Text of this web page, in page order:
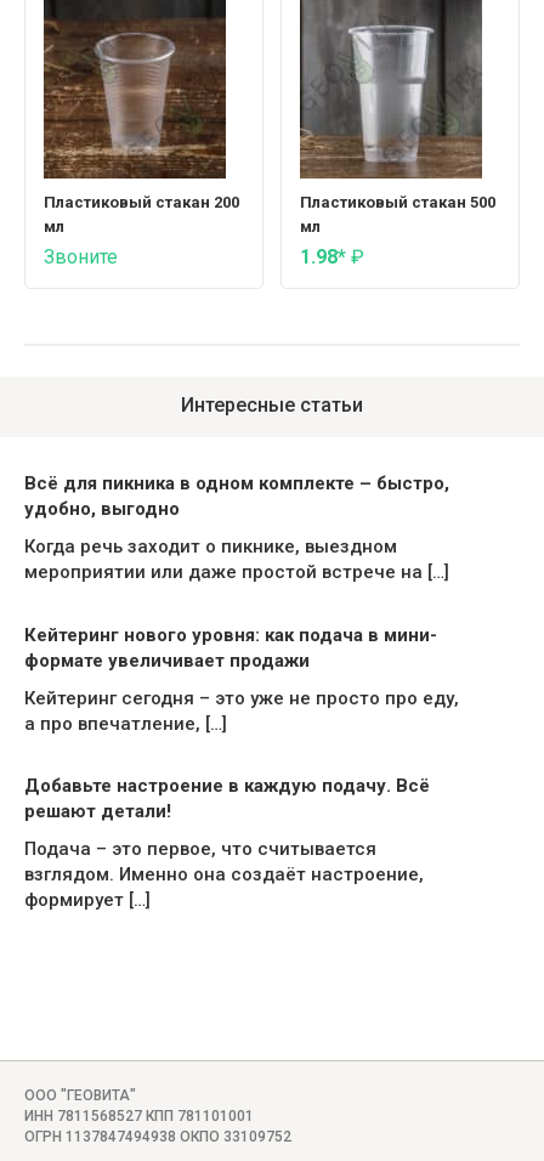
Пластиковый стакан 200
мл
Звоните
Пластиковый стакан 500
мл
1.98* ₽
Интересные статьи
Всё для пикника в одном комплекте – быстро,
удобно, выгодно
Когда речь заходит о пикнике, выездном
мероприятии или даже простой встрече на […]
Кейтеринг нового уровня: как подача в мини-
формате увеличивает продажи
Кейтеринг сегодня – это уже не просто про еду,
а про впечатление, […]
Добавьте настроение в каждую подачу. Всё
решают детали!
Подача – это первое, что считывается
взглядом. Именно она создаёт настроение,
формирует […]
ООО "ГЕОВИТА"
ИНН 7811568527 КПП 781101001
ОГРН 1137847494938 ОКПО 33109752